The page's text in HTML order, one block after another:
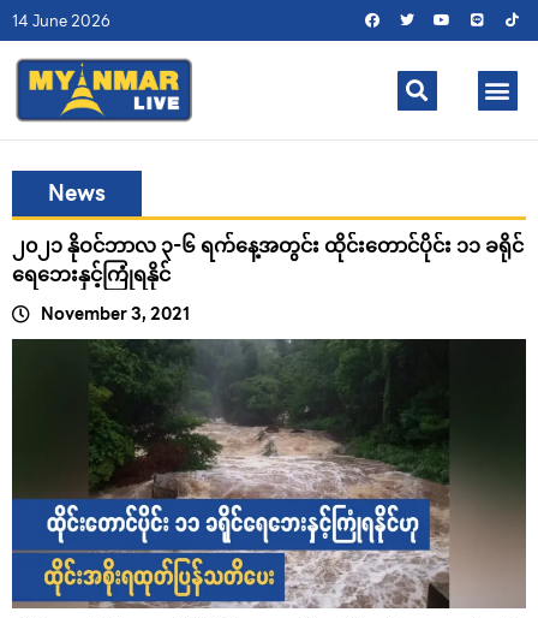
14 June 2026
News
၂၀၂၁ နိုဝင်ဘာလ ၃-၆ ရက်နေ့အတွင်း ထိုင်းတောင်ပိုင်း ၁၁ ခရိုင်
ရေဘေးနှင့်ကြုံရနိုင်
November 3, 2021